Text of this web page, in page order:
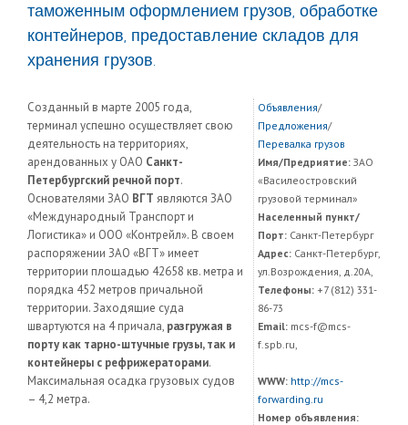
таможенным оформлением грузов, обработке
контейнеров, предоставление складов для
хранения грузов.
Созданный в марте 2005 года,
терминал успешно осуществляет свою
деятельность на территориях,
арендованных у ОАО Санкт-
Петербургский речной порт.
Основателями ЗАО ВГТ являются ЗАО
«Международный Транспорт и
Логистика» и ООО «Контрейл». В своем
распоряжении ЗАО «ВГТ» имеет
территории площадью 42658 кв. метра и
порядка 452 метров причальной
территории. Заходящие суда
швартуются на 4 причала, разгружая в
порту как тарно-штучные грузы, так и
контейнеры с рефрижераторами.
Максимальная осадка грузовых судов
– 4,2 метра.
Объявления/
Предложения/
Перевалка грузов
Имя/Предриятие:ЗАО
«Василеостровский
грузовой терминал»
Населенный пункт/
Порт:Санкт-Петербург
Адрес:Санкт-Петербург,
ул.Возрождения, д.20А,
Телефоны:+7 (812) 331-
86-73
Email:mcs-f@mcs-
f.spb.ru,
WWW: http://mcs-
forwarding.ru
Номер объявления: